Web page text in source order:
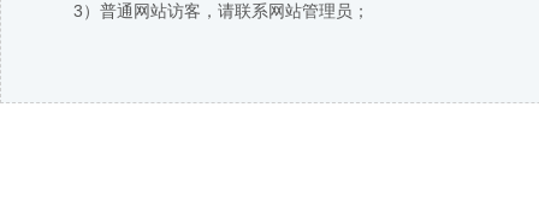
3）普通网站访客，请联系网站管理员；